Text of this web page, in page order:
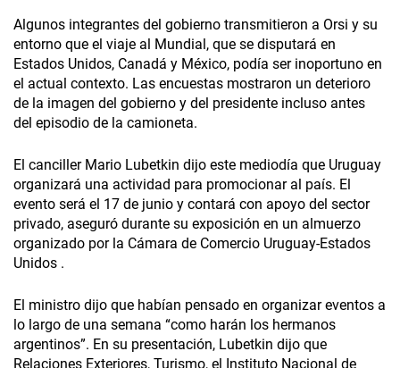
Algunos integrantes del gobierno transmitieron a Orsi y su
entorno que el viaje al Mundial, que se disputará en
Estados Unidos, Canadá y México, podía ser inoportuno en
el actual contexto. Las encuestas mostraron un deterioro
de la imagen del gobierno y del presidente incluso antes
del episodio de la camioneta.
El canciller Mario Lubetkin dijo este mediodía que Uruguay
organizará una actividad para promocionar al país. El
evento será el 17 de junio y contará con apoyo del sector
privado, aseguró durante su exposición en un almuerzo
organizado por la Cámara de Comercio Uruguay-Estados
Unidos .
El ministro dijo que habían pensado en organizar eventos a
lo largo de una semana “como harán los hermanos
argentinos”. En su presentación, Lubetkin dijo que
Relaciones Exteriores, Turismo, el Instituto Nacional de